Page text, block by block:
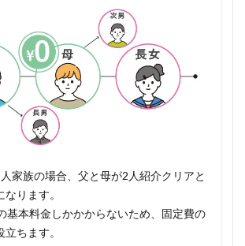
家族の場合、父と母が2人紹介クリアと
ります。
基本料金しかかからないため、固定費の
ちます。